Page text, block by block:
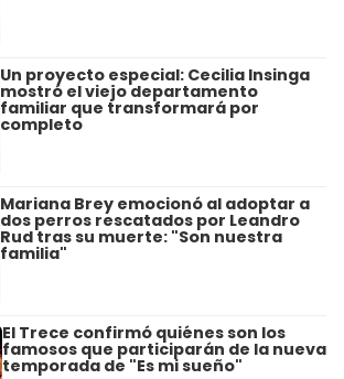
Un proyecto especial: Cecilia Insinga
mostró el viejo departamento
familiar que transformará por
completo
Mariana Brey emocionó al adoptar a
dos perros rescatados por Leandro
Rud tras su muerte: "Son nuestra
familia"
El Trece confirmó quiénes son los
famosos que participarán de la nueva
temporada de "Es mi sueño"